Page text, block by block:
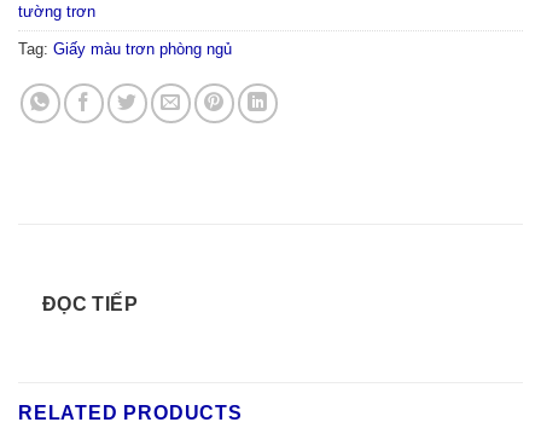
tường trơn
Tag: Giấy màu trơn phòng ngủ
ĐỌC TIẾP
RELATED PRODUCTS